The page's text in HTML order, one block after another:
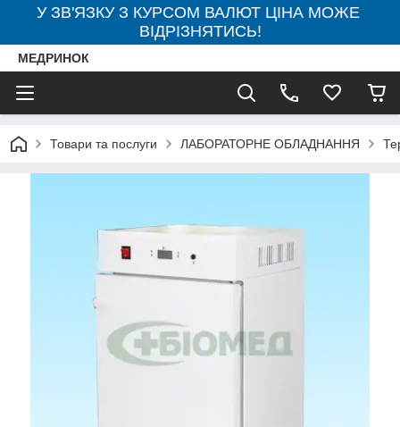
У ЗВ'ЯЗКУ З КУРСОМ ВАЛЮТ ЦІНА МОЖЕ
ВІДРІЗНЯТИСЬ!
МЕДРИНОК
Товари та послуги ЛАБОРАТОРНЕ ОБЛАДНАННЯ